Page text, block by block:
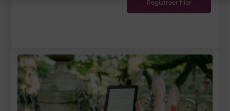
Registreer hier